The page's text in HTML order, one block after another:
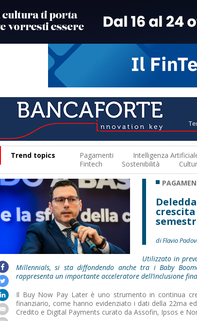
Trend topics Pagamenti Intelligenza
Fintech
Sostenibilità
di Flavio
Utilizzato in
Millennials, si sta diffondendo anche tra i Baby
rappresenta un importante acceleratore dell’inclusione
Il Buy Now Pay Later è uno strumento in continua
finanziario, come hanno evidenziato i dati della 22ma
Credito e Digital Payments curato da Assofin, Ipsos e